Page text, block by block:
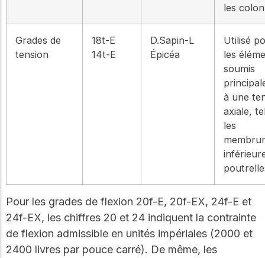
les
Grades de
tension
18t-E
14t-E
D.Sapin-L
Épicéa
Utilisé
les
soumis
à une
axiale,
les
Pour les grades de flexion 20f-E, 20f-EX, 24f-E et
24f-EX, les chiffres 20 et 24 indiquent la contrainte
de flexion admissible en unités impériales (2000 et
2400 livres par pouce carré). De même, les